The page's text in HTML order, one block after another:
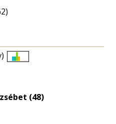
(48)